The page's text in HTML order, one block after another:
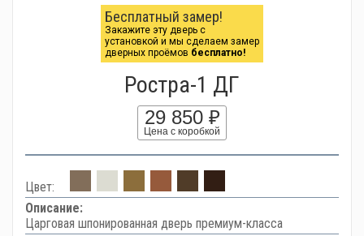
Бесплатный замер!
Закажите эту дверь с
установкой и мы сделаем замер
дверных проёмов бесплатно!
Ростра-1 ДГ
29 850 ₽
Цена с коробкой
Цвет:
Описание:
Царговая шпонированная дверь премиум-класса